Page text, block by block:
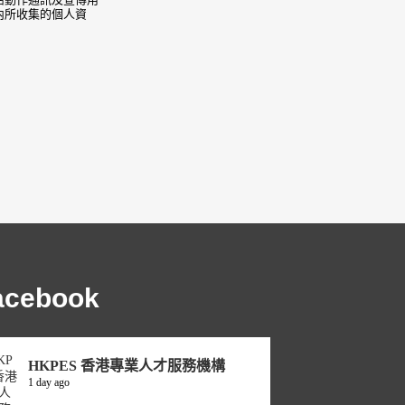
收集的個人資
HKPES 香港專業人才服務機構
1 day ago